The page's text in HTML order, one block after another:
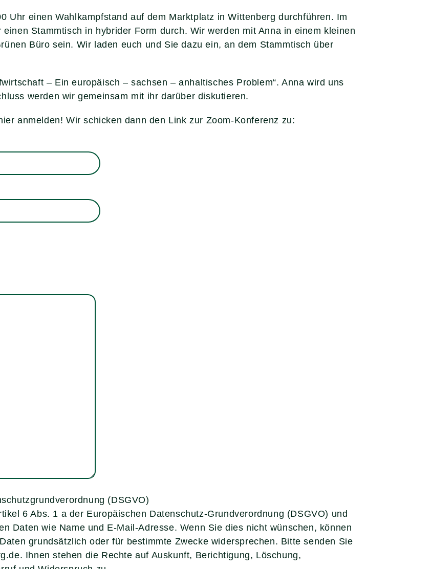
Uhr einen Wahlkampfstand auf dem Marktplatz in Wittenberg durchführen. Im
Stammtisch in hybrider Form durch. Wir werden mit Anna in einem kleinen
Büro sein. Wir laden euch und Sie dazu ein, an dem Stammtisch über
– Ein europäisch – sachsen – anhaltisches Problem“. Anna wird uns
werden wir gemeinsam mit ihr darüber diskutieren.
anmelden! Wir schicken dann den Link zur Zoom-Konferenz zu:
(DSGVO)
6 Abs. 1 a der Europäischen Datenschutz-Grundverordnung (DSGVO) und
Daten wie Name und E-Mail-Adresse. Wenn Sie dies nicht wünschen, können
grundsätzlich oder für bestimmte Zwecke widersprechen. Bitte senden Sie
Ihnen stehen die Rechte auf Auskunft, Berichtigung, Löschung,